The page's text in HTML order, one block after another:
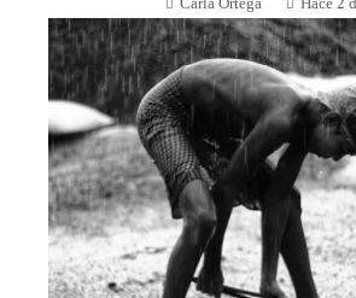
Carla Ortega Hace 2